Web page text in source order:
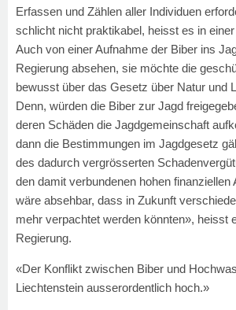
Erfassen und Zählen aller Individuen
schlicht nicht praktikabel, heisst es in
Auch von einer Aufnahme der Biber ins
Regierung absehen, sie möchte die
bewusst über das Gesetz über Natur und
Denn, würden die Biber zur Jagd
deren Schäden die Jagdgemeinschaft
dann die Bestimmungen im Jagdgesetz
des dadurch vergrösserten
den damit verbundenen hohen finanziellen
wäre absehbar, dass in Zukunft
mehr verpachtet werden könnten», heisst
Regierung.
«Der Konflikt zwischen Biber und
Liechtenstein ausserordentlich hoch.»